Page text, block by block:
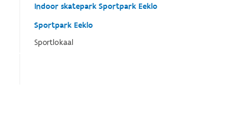
Indoor skatepark Sportpark Eeklo
Sportpark Eeklo
Sportlokaal